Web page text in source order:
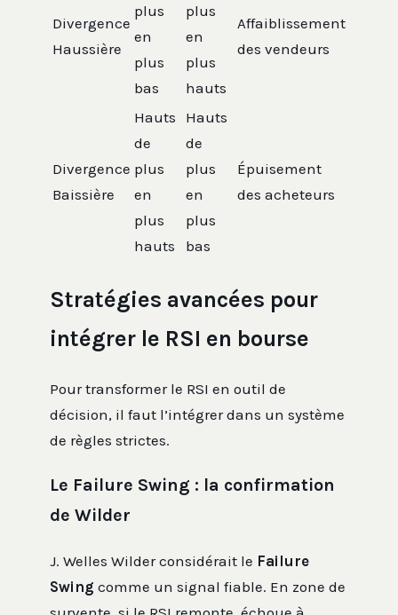
Divergence
Haussière
plus
en
plus
bas
plus
en
plus
hauts
Affaiblissement
des vendeurs
Divergence
Baissière
Hauts
de
plus
en
plus
hauts
Hauts
de
plus
en
plus
bas
Épuisement
des acheteurs
Stratégies avancées pour
intégrer le RSI en bourse
Pour transformer le RSI en outil de
décision, il faut l’intégrer dans un système
de règles strictes.
Le Failure Swing : la confirmation
de Wilder
J. Welles Wilder considérait le Failure
Swing comme un signal fiable. En zone de